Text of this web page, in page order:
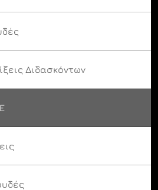
Διδασκόντων